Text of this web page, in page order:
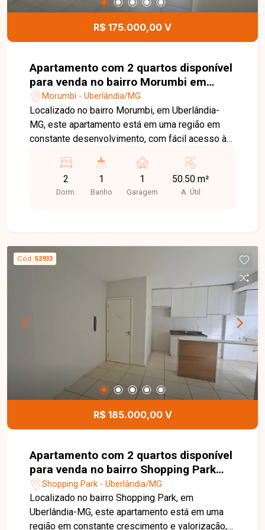
possui acabamento em piso de granito,
agregando sofisticação, beleza e durabilidade
segura e completa, com excelente área de lazer
e localização privilegiada no bairro Lídice.
Agende uma visita e venha conhecer todos os
detalhes deste imóvel.
R$ 175.000,00 V
Apartamento com 2 quartos disponível
para venda no bairro Morumbi em
Uberlândia-MG
Morumbi - Uberlândia/MG
Localizado no bairro Morumbi, em Uberlândia-
MG, este apartamento está em uma região em
constante desenvolvimento, com fácil acesso às
supermercados, escolas, farmácias, comércios e
diversos serviços, proporcionando praticidade,
conforto e qualidade de vida para o dia a dia. O
sacada e 01 vaga de garagem. Os ambientes são
bem planejados e oferecem funcionalidade e
conforto, sendo uma excelente opção para
oportunidade para quem busca um apartamento
funcional, bem localizado e com excelente custo-
benefício no bairro Morumbi. Agende uma visita e
venha conhecer todos os detalhes deste imóvel.
2
Dorm.
1
Banho
1
Garagem
50.50 m²
A. Útil
Cód. 52933
R$ 185.000,00 V
Apartamento com 2 quartos disponível
para venda no bairro Shopping Park
em Uberlândia-MG
Shopping Park - Uberlândia/MG
Localizado no bairro Shopping Park, em
Uberlândia-MG, este apartamento está em uma
região em constante crescimento e valorização,